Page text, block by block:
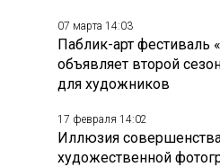
07 марта 14:03
Паблик-арт фестиваль
объявляет второй
для художников
17 февраля 14:02
Иллюзия
художественной